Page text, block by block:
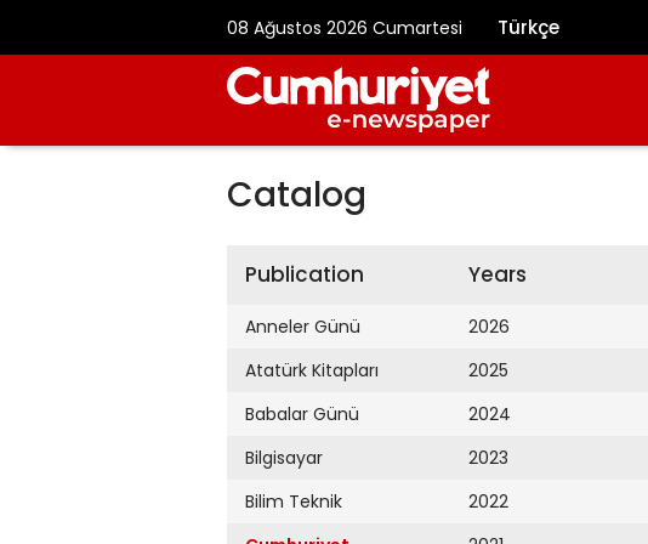
08 Ağustos 2026 Cumartesi Türkçe
Catalog
Publication
Anneler Günü
Atatürk Kitapları
Babalar Günü
Bilgisayar
Bilim Teknik
Years
2026
2025
2024
2023
2022